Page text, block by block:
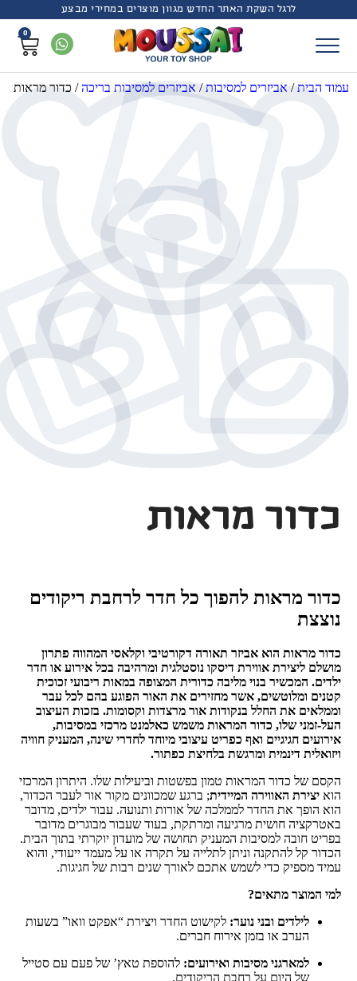
לרגל השקת האתר החדש מגוון מוצרים במחירי מבצע
0
עמוד הבית/ אביזרים למסיבות/ אביזרים למסיבות בריכה/ כדור מראות
כדור מראות
כדור מראות להפוך כל חדר לרחבת ריקודים
נוצצת
כדור מראות הוא אביזר תאורה דקורטיבי וקלאסי המהווה פתרון
מושלם ליצירת אווירת דיסקו נוסטלגית ומרהיבה בכל אירוע או חדר
ילדים. המכשיר בנוי מליבה כדורית המצופה במאות ריבועי זכוכית
קטנים ומלוטשים, אשר מחזירים את האור הפוגע בהם לכל עבר
וממלאים את החלל בנקודות אור מרצדות וקסומות. בזכות העיצוב
העל-זמני שלו, כדור המראות משמש כאלמנט מרכזי במסיבות,
אירועים חגיגיים ואף כפריט עיצובי מיוחד לחדרי שינה, המעניק חוויה
ויזואלית דינמית ומרגשת בלחיצת כפתור.
הקסם של כדור המראות טמון בפשטות וביעילות שלו. היתרון המרכזי
הוא יצירת האווירה המיידית; ברגע שמכוונים מקור אור לעבר הכדור,
הוא הופך את החדר לממלכה של אורות ותנועה. עבור ילדים, מדובר
באטרקציה חושית מרגיעה ומרתקת, בעוד שעבור מבוגרים מדובר
בפריט חובה למסיבות המעניק תחושה של מועדון יוקרתי בתוך הבית.
הכדור קל להתקנה וניתן לתלייה על תקרה או על מעמד ייעודי, והוא
עמיד מספיק כדי לשמש אתכם לאורך שנים רבות של חגיגות.
למי המוצר מתאים?
לילדים ובני נוער: לקישוט החדר ויצירת “אפקט וואו” בשעות
הערב או בזמן אירוח חברים.
למארגני מסיבות ואירועים: להוספת טאץ’ של פעם עם סטייל
של היום על רחבת הריקודים.